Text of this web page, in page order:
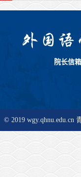
院长信箱
© 2019 wgy.qhnu.edu.cn